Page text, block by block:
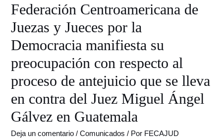
Federación Centroamericana de
Juezas y Jueces por la
Democracia manifiesta su
preocupación con respecto al
proceso de antejuicio que se lleva
en contra del Juez Miguel Ángel
Gálvez en Guatemala
Deja un comentario /Comunicados / Por FECAJUD